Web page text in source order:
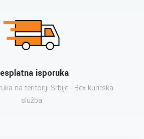
isporuka
na teritoriji Srbije - Bex kurirska
služba